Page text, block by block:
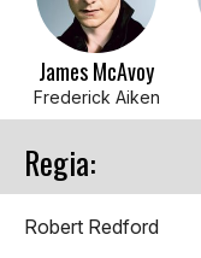
James McAvoy
Frederick Aiken
Regia:
Robert Redford